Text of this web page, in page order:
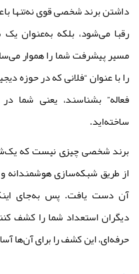
برند شخصی قوی نه‌تنها باعث
می‌شود، بلکه به‌عنوان یک
پیشرفت شما را هموار
با عنوان “فلانی که در حوزه
بشناسند، یعنی شما در
شخصی چیزی نیست که یک‌شبه
طریق شبکه‌سازی هوشمندانه و
دست یافت. پس به‌جای اینکه
استعداد شما را کشف کنند،
این کشف را برای آن‌ها